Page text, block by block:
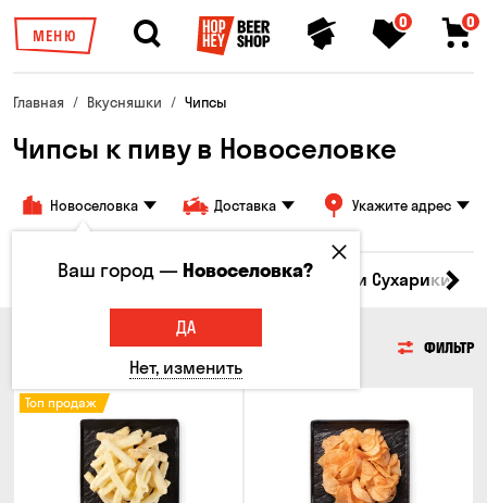
МЕНЮ
0 0
Главная Вкусняшки Чипсы
Чипсы к пиву в Новоселовке
Новоселовка Доставка Укажите адрес
Кукуруза Семечки Чипсы Гренки и Сухарики
ФИЛЬТР
Топ продаж
Ваш город —Новоселовка?
ДА
Нет, изменить